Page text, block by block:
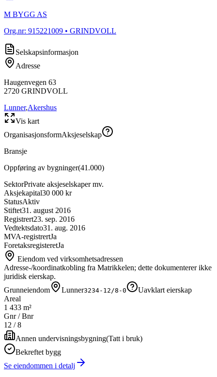
M BYGG AS
Org.nr: 915221009 • GRINDVOLL
Selskapsinformasjon
Adresse
Haugenvegen 63
2720 GRINDVOLL
Lunner,Akershus
Vis kart
OrganisasjonsformAksjeselskap
Bransje
Oppføring av bygninger(41.000)
SektorPrivate aksjeselskaper mv.
Aksjekapital30 000 kr
StatusAktiv
Stiftet31. august 2016
Registrert23. sep. 2016
Vedtektsdato31. aug. 2016
MVA-registrertJa
ForetaksregisteretJa
Eiendom ved virksomhetsadressen
Adresse-/koordinatkobling fra Matrikkelen; dette dokumenterer ikke
juridisk eierskap.
Grunneiendom
Lunner3234-12/8-0
Uavklart eierskap
Areal
1 433 m²
Gnr / Bnr
12 /8
Annen undervisningsbygning(Tatt i bruk)
Bekreftet bygg
Se eiendommen i detalj